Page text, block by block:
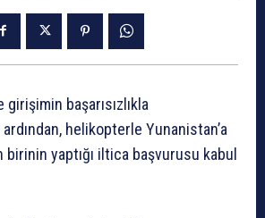
başarısızlıkla
helikopterle Yunanistan’a
birinin yaptığı iltica başvurusu kabul